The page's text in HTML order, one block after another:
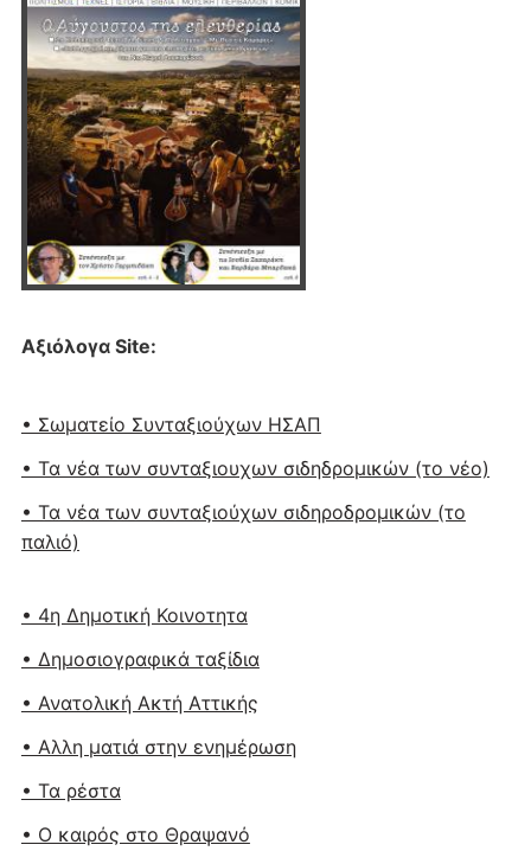
Αξιόλογα Site:
• Σωματείο Συνταξιούχων ΗΣΑΠ
• Τα νέα των συνταξιουχων σιδηδρομικών (το νέο)
• Τα νέα των συνταξιούχων σιδηροδρομικών (το
παλιό)
• 4η Δημοτική Κοινοτητα
• Δημοσιογραφικά ταξίδια
• Ανατολική Ακτή Αττικής
• Αλλη ματιά στην ενημέρωση
• Τα ρέστα
• Ο καιρός στο Θραψανό